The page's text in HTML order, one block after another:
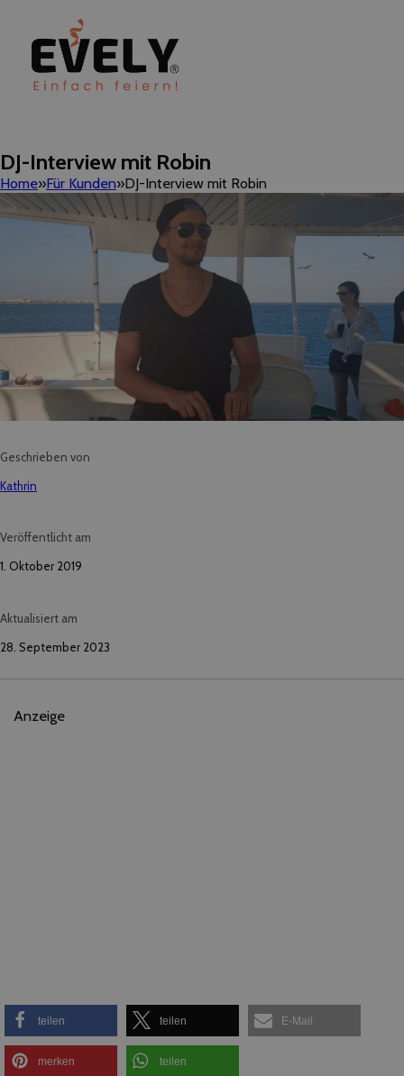
DJ-Interview mit Robin
Home Für Kunden DJ-Interview mit Robin
Geschrieben von
Kathrin
Veröffentlicht am
1. Oktober 2019
Aktualisiert am
28. September 2023
Anzeige
teilen teilen E-Mail
merken teilen